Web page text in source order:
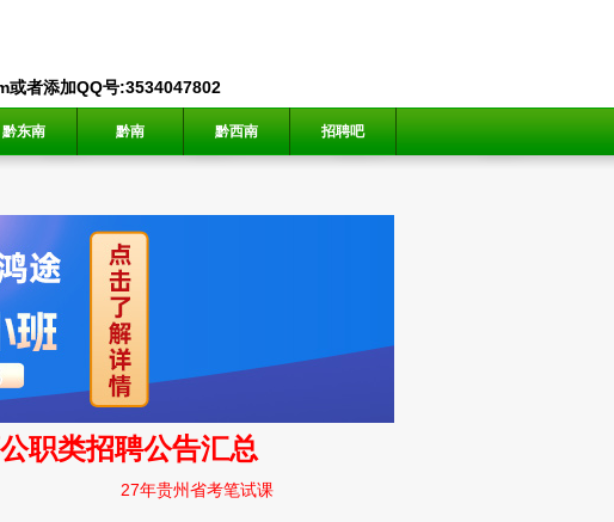
者添加QQ号:3534047802
黔东南 黔南 黔西南 招聘吧